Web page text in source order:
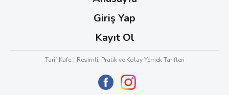
Giriş Yap
Kayıt Ol
Tarif Kafe - Resimli, Pratik ve Kolay Yemek Tarifleri